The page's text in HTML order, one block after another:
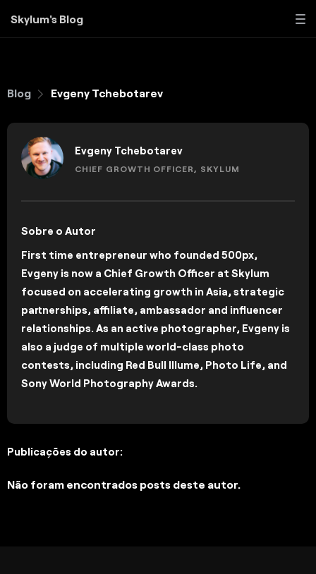
Skylum's Blog
Blog Evgeny Tchebotarev
Evgeny Tchebotarev
CHIEF GROWTH OFFICER, SKYLUM
Sobre o Autor
First time entrepreneur who founded 500px,
Evgeny is now a Chief Growth Officer at Skylum
focused on accelerating growth in Asia, strategic
partnerships, affiliate, ambassador and influencer
relationships. As an active photographer, Evgeny is
also a judge of multiple world-class photo
contests, including Red Bull Illume, Photo Life, and
Sony World Photography Awards.
Publicações do autor:
Não foram encontrados posts deste autor.